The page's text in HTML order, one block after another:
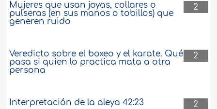
2
Mujeres que usan joyas, collares o
pulseras (en sus manos o tobillos) que
generen ruido
2
Veredicto sobre el boxeo y el karate. Qué
pasa si quien lo practica mata a otra
persona
2
Interpretación de la aleya 42:23